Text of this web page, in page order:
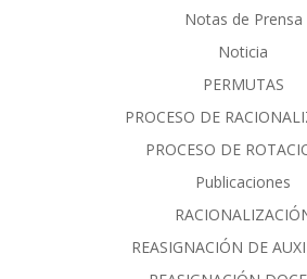
Notas de Prensa
Noticia
PERMUTAS
PROCESO DE
PROCESO DE
Publicaciones
REASIGNACIÓN DE